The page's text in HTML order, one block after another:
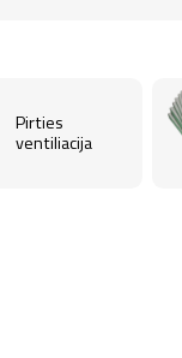
Pirties
ventiliacija